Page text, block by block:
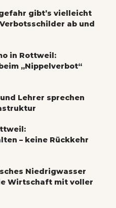
gibt’s vielleicht
ab und
in Rottweil:
„Nippelverbot“
Lehrer sprechen
– keine Rückkehr
Niedrigwasser
Wirtschaft mit voller